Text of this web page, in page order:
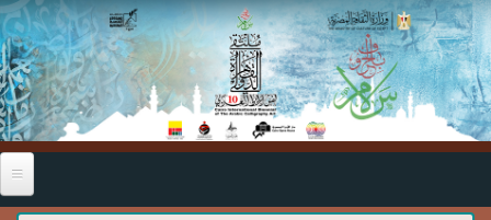
Skip to main content